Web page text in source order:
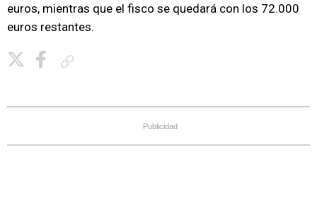
euros, mientras que el fisco se quedará con los 72.000
euros restantes.
Publicidad